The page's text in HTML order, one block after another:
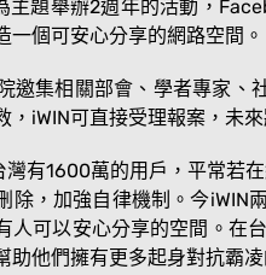
主題舉辦2週年的活動，
一個可安心分享的網路空間。
邀集相關部會、學者專家、
，iWIN可直接受理報案，未
灣有1600萬的用戶，平常若
除，加強自律機制。今iWIN
人可以安心分享的空間。在
助他們擁有更多起身對抗霸凌